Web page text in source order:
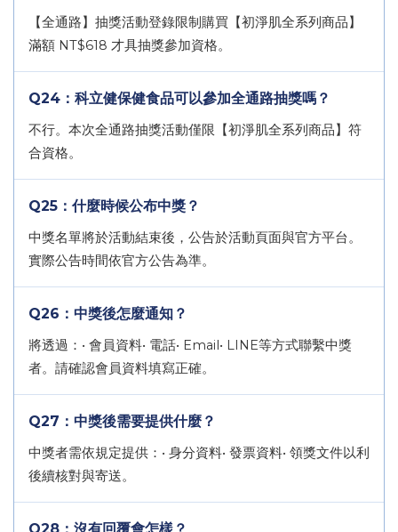
【全通路】抽獎活動登錄限制購買【初淨肌全系列商品】
滿額 NT$618 才具抽獎參加資格。
Q24：科立健保健食品可以參加全通路抽獎嗎？
不行。本次全通路抽獎活動僅限【初淨肌全系列商品】符
合資格。
Q25：什麼時候公布中獎？
中獎名單將於活動結束後，公告於活動頁面與官方平台。
實際公告時間依官方公告為準。
Q26：中獎後怎麼通知？
將透過：• 會員資料• 電話• Email• LINE等方式聯繫中獎
者。請確認會員資料填寫正確。
Q27：中獎後需要提供什麼？
中獎者需依規定提供：• 身分資料• 發票資料• 領獎文件以利
後續核對與寄送。